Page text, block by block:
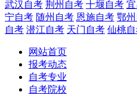
武汉自考 荆州自考 十堰自考
宁自考 随州自考 恩施自考 鄂
自考 潜江自考 天门自考 仙桃
网站首页
报考动态
自考专业
自考院校